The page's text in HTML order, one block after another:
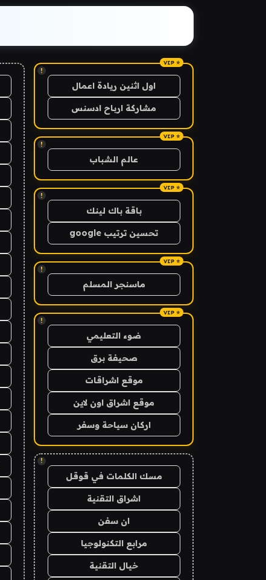
!
اول اثنين ريادة اعمال
مشاركة ارباح ادسنس
!
عالم الشباب
!
باقة باك لينك
تحسين ترتيب google
!
ماسنجر المسلم
!
ضوء التعليمي
صحيفة برق
موقع اشراقات
موقع اشراق اون لاين
اركان سياحة وسفر
!
مسك الكلمات في قوقل
اشراق التقنية
ان سفن
مرابع التكنولوجيا
خيال التقنية